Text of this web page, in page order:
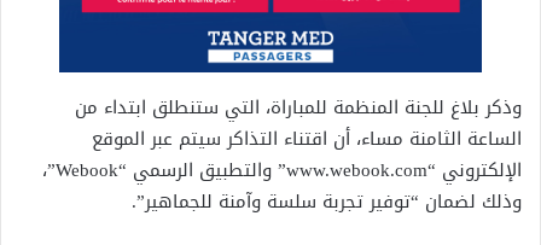
وذكر بلاغ للجنة المنظمة للمباراة، التي ستنطلق ابتداء من
الساعة الثامنة مساء، أن اقتناء التذاكر سيتم عبر الموقع
الإلكتروني “www.webook.com” والتطبيق الرسمي “Webook”،
وذلك لضمان “توفير تجربة سلسة وآمنة للجماهير”.